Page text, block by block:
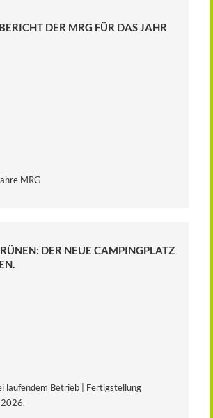
DER MRG FÜR DAS JAHR
MRG
DER NEUE CAMPINGPLATZ
laufendem Betrieb | Fertigstellung